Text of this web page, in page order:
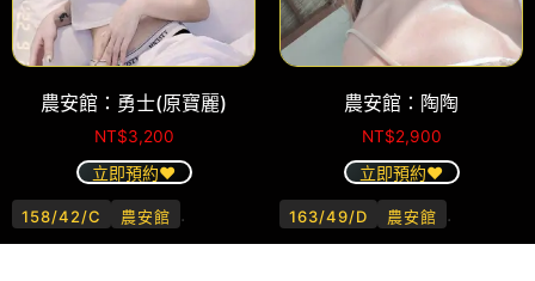
農安館：勇士(原寶麗)
NT$3,200
立即預約❤️
158/42/C 農安館 .
農安館：陶陶
NT$2,900
立即預約❤️
163/49/D 農安館 .